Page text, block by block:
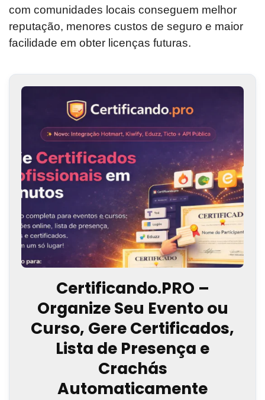
com comunidades locais conseguem melhor
reputação, menores custos de seguro e maior
facilidade em obter licenças futuras.
Certificando.PRO –
Organize Seu Evento ou
Curso, Gere Certificados,
Lista de Presença e
Crachás
Automaticamente